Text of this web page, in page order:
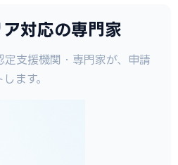
対応の専門家
支援機関・専門家が、申請
ます。